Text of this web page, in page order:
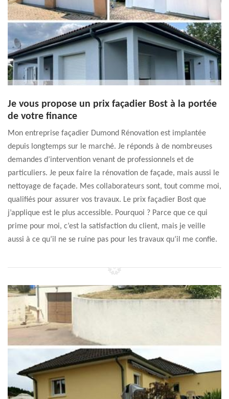
Je vous propose un prix façadier Bost à la portée
de votre finance
Mon entreprise façadier Dumond Rénovation est implantée
depuis longtemps sur le marché. Je réponds à de nombreuses
demandes d’intervention venant de professionnels et de
particuliers. Je peux faire la rénovation de façade, mais aussi le
nettoyage de façade. Mes collaborateurs sont, tout comme moi,
qualifiés pour assurer vos travaux. Le prix façadier Bost que
j’applique est le plus accessible. Pourquoi ? Parce que ce qui
prime pour moi, c’est la satisfaction du client, mais je veille
aussi à ce qu’il ne se ruine pas pour les travaux qu’il me confie.